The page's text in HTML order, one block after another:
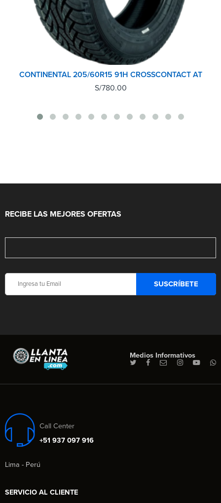
CONTINENTAL 205/60R15 91H CROSSCONTACT AT
S/780.00
RECIBE LAS MEJORES OFERTAS
Medios Informativos
Call Center
+51 937 097 916
Lima - Perú
SERVICIO AL CLIENTE